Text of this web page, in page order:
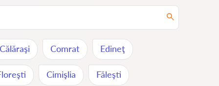
Călăraşi Comrat Edineţ
Cimişlia Făleşti